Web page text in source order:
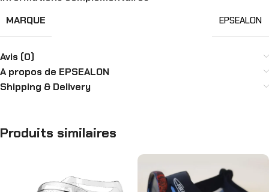
MARQUE
EPSEALON
Avis (0)
A propos de EPSEALON
Shipping & Delivery
Produits similaires